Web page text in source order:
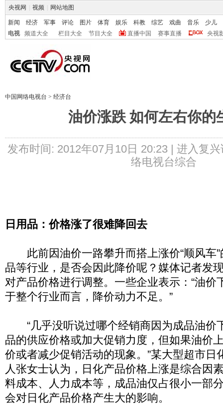
央视网 视频 网站地图
新闻 经济 军事 评论 图片 体育 娱乐 科教 综艺 戏曲 音乐
少儿
电视
频道大全 栏目大全 节目大全 直播中国 赛事直播 央视
中国网络电视台 > 经济台
油价涨跌 如何左右你的
发布时间: 2012年07月10日 20:23 | 进入复兴
络电视台综合
日用品：价格涨了很难降回去
此前因油价一路攀升而搭上涨价“顺风车”
品等行业，是否会因此降价呢？媒体记者发
对产品价格进行调整。一些企业表示：“油价
于整个行业而言，降价动力不足。”
“几乎没听说过哪个经销商因为成品油价
品的供应价格或加大促销力度，但如果油价
价或者减少促销活动的现象。”某大型超市日
人张女士认为，日化产品价格上涨是综合因
料成本、人力成本等，成品油仅占很小一部
会对日化产品价格产生大的影响。